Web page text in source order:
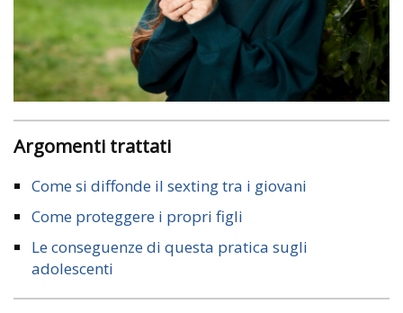
Argomenti trattati
Come si diffonde il sexting tra i giovani
Come proteggere i propri figli
Le conseguenze di questa pratica sugli
adolescenti